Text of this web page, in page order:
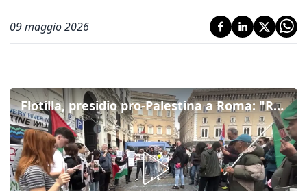
09 maggio 2026
Flotilla, presidio pro-Palestina a Roma: "Rubio non e' il benvenuto"